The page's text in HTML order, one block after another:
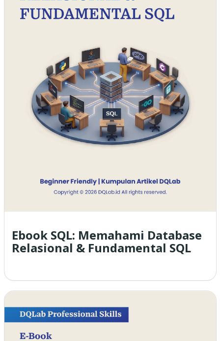
Ebook SQL: Memahami Database
Relasional & Fundamental SQL